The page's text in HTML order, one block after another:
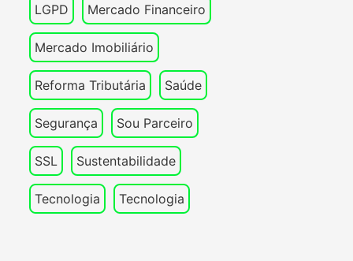
LGPD Mercado Financeiro
Mercado Imobiliário
Reforma Tributária Saúde
Segurança Sou Parceiro
SSL Sustentabilidade
Tecnologia Tecnologia